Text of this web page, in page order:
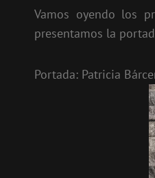
Vamos oyendo los
presentamos la
Portada: Patricia